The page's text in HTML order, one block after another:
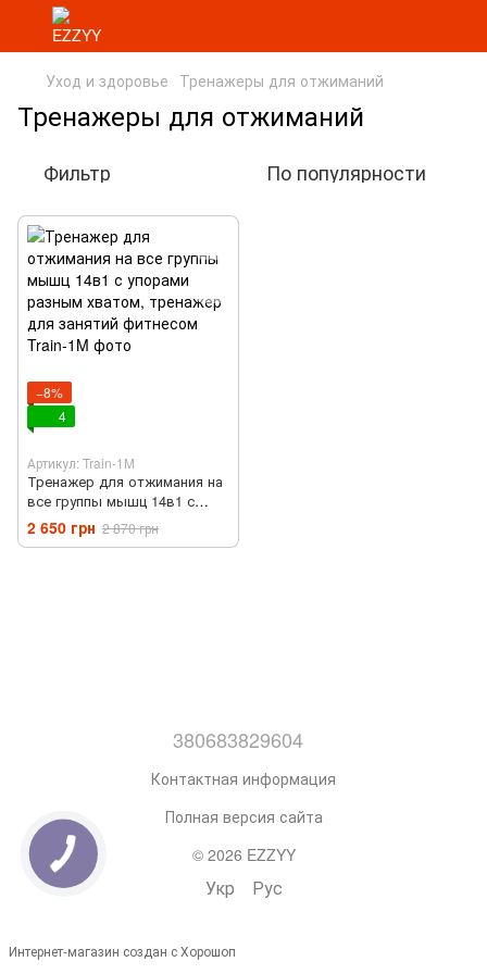
Уход и здоровье Тренажеры для отжиманий
Тренажеры для отжиманий
Фильтр По популярности
−8%
4
Артикул: Train-1M
Тренажер для отжимания на
все группы мышц 14в1 с
упорами разным хватом,
тренажер для занятий
2 650 грн 2 870 грн
380683829604
Контактная информация
Полная версия сайта
© 2026 EZZYY
Укр Рус
Интернет-магазин создан с Хорошоп